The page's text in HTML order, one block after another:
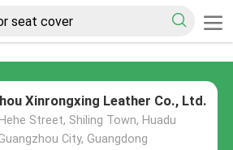
Xinrongxing Leather Co., Ltd.
Street, Shiling Town, Huadu
City, Guangdong